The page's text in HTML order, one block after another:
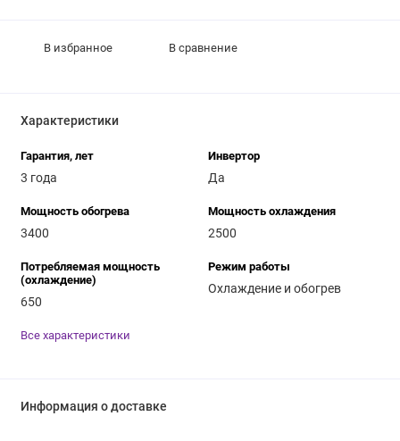
В избранное В сравнение
Характеристики
Гарантия, лет
3 года
Инвертор
Да
Мощность обогрева
3400
Мощность охлаждения
2500
Потребляемая мощность
(охлаждение)
650
Режим работы
Охлаждение и обогрев
Все характеристики
Информация о доставке